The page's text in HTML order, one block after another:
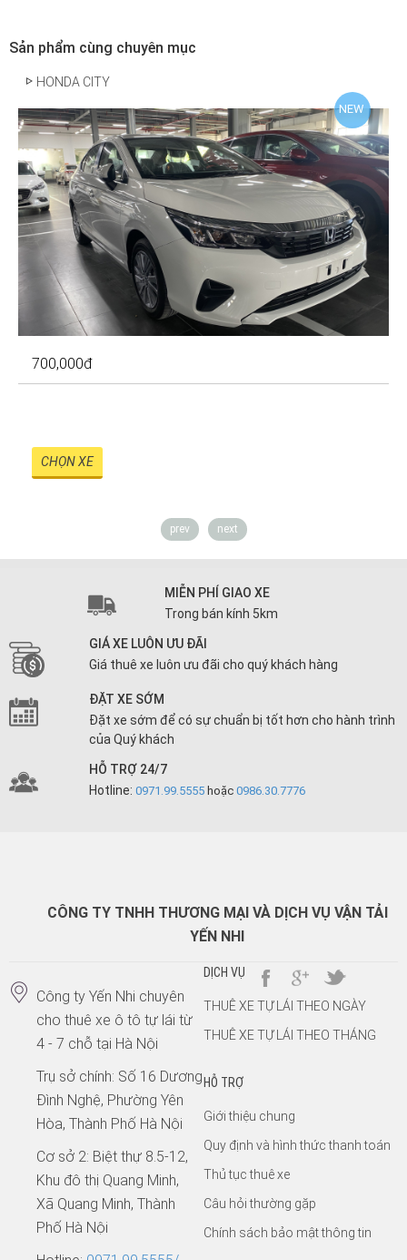
Sản phẩm cùng chuyên mục
HONDA CITY
NEW
700,000đ
CHỌN XE
prev next
MIỄN PHÍ GIAO XE
Trong bán kính 5km
GIÁ XE LUÔN ƯU ĐÃI
Giá thuê xe luôn ưu đãi cho quý khách hàng
ĐẶT XE SỚM
Đặt xe sớm để có sự chuẩn bị tốt hơn cho hành trình
của Quý khách
HỖ TRỢ 24/7
Hotline: 0971.99.5555hoặc 0986.30.7776
CÔNG TY TNHH THƯƠNG MẠI VÀ DỊCH VỤ VẬN TẢI
YẾN NHI
Công ty Yến Nhi chuyên
cho thuê xe ô tô tự lái từ
4 - 7 chỗ tại Hà Nội
Trụ sở chính: Số 16 Dương
Đình Nghệ, Phường Yên
Hòa, Thành Phố Hà Nội
Cơ sở 2: Biệt thự 8.5-12,
Khu đô thị Quang Minh,
Xã Quang Minh, Thành
Phố Hà Nội
DỊCH VỤ
THUÊ XE TỰ LÁI THEO NGÀY
THUÊ XE TỰ LÁI THEO THÁNG
HỖ TRỢ
Giới thiệu chung
Quy định và hình thức thanh toán
Thủ tục thuê xe
Câu hỏi thường gặp
Chính sách bảo mật thông tin